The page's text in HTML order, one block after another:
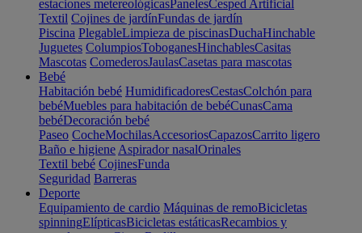
estaciones metereológicasPanelesCesped Artificial
Textil Cojines de jardínFundas de jardín
Piscina PlegableLimpieza de piscinasDuchaHinchable
Juguetes ColumpiosToboganesHinchablesCasitas
Mascotas ComederosJaulasCasetas para mascotas
Bebé
Habitación bebé HumidificadoresCestasColchón para
bebéMuebles para habitación de bebéCunasCama
bebéDecoración bebé
Paseo CocheMochilasAccesoriosCapazosCarrito ligero
Baño e higiene Aspirador nasalOrinales
Textil bebé CojinesFunda
Seguridad Barreras
Deporte
Equipamiento de cardio Máquinas de remoBicicletas
spinningElípticasBicicletas estáticasRecambios y